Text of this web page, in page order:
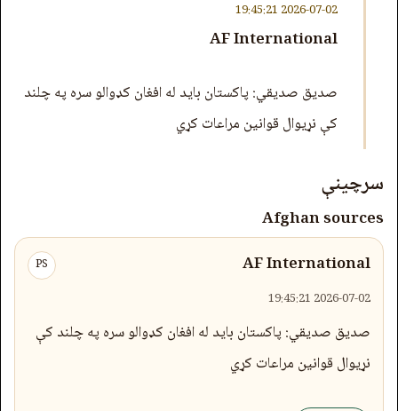
2026-07-02 19:45:21
AF International
صدیق صدیقي: پاکستان باید له افغان کډوالو سره په چلند
کې نړیوال قوانین مراعات کړي
سرچینې
Afghan sources
AF International
PS
2026-07-02 19:45:21
صدیق صدیقي: پاکستان باید له افغان کډوالو سره په چلند کې
نړیوال قوانین مراعات کړي